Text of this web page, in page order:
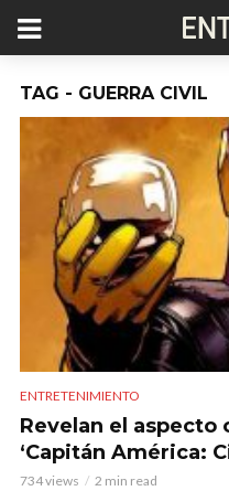
TAG - GUERRA CIVIL
ENTRETENIMIENTO
Revelan el aspecto
‘Capitán América:
734 views 2 min read